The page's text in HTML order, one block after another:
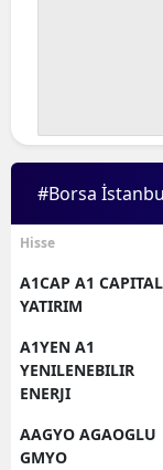
#Borsa
Hisse
A1CAP A1 CAPITAL
YATIRIM
A1YEN A1
YENILENEBILIR
ENERJI
AAGYO AGAOGLU
GMYO